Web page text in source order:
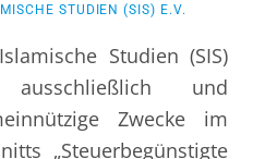
STUDIEN (SIS) E.V.
Studien (SIS)
und
Zwecke im
„Steuerbegünstigte